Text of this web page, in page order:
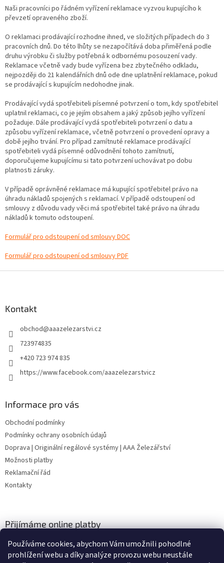
Používáme cookies, abychom Vám umožnili pohodlné
prohlížení webu a díky analýze provozu webu neustále
Naši pracovníci po řádném vyřízení reklamace vyzvou kupujícího k
převzetí opraveného zboží.
O reklamaci prodávající rozhodne ihned, ve složitých případech do 3
pracovních dnů. Do této lhůty se nezapočítává doba přiměřená podle
druhu výrobku či služby potřebná k odbornému posouzení vady.
Reklamace včetně vady bude vyřízena bez zbytečného odkladu,
nejpozději do 21 kalendářních dnů ode dne uplatnění reklamace, pokud
se prodávající s kupujícím nedohodne jinak.
Prodávající vydá spotřebiteli písemné potvrzení o tom, kdy spotřebitel
uplatnil reklamaci, co je jejím obsahem a jaký způsob jejího vyřízení
požaduje. Dále prodávající vydá spotřebiteli potvrzení o datu a
způsobu vyřízení reklamace, včetně potvrzení o provedení opravy a
době jejího trvání. Pro případ zamítnuté reklamace prodávající
spotřebiteli vydá písemné odůvodnění tohoto zamítnutí,
doporučujeme kupujícímu si tato potvrzení uchovávat po dobu
platnosti záruky.
V případě oprávněné reklamace má kupující spotřebitel právo na
úhradu nákladů spojených s reklamací. V případě odstoupení od
smlouvy z důvodu vady věci má spotřebitel také právo na úhradu
nákladů k tomuto odstoupení.
Formulář pro odstoupení od smlouvy DOC
Formulář pro odstoupení od smlouvy PDF
Kontakt
obchod@aaazelezarstvi.cz
723974835
+420 723 974 835
https://www.facebook.com/aaazelezarstvicz
Informace pro vás
Obchodní podmínky
Podmínky ochrany osobních údajů
Doprava | Originální regálové systémy | AAA Železářství
Možnosti platby
Reklamační řád
Kontakty
Přijímáme online platby